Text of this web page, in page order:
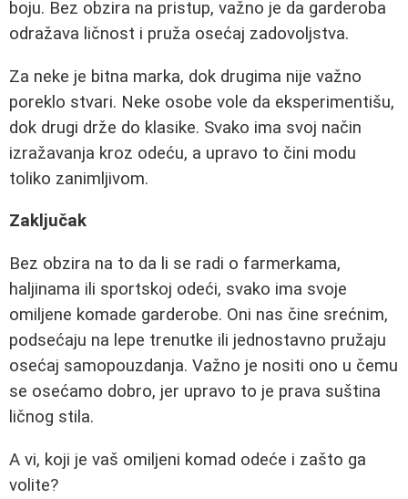
boju. Bez obzira na pristup, važno je da garderoba
odražava ličnost i pruža osećaj zadovoljstva.
Za neke je bitna marka, dok drugima nije važno
poreklo stvari. Neke osobe vole da eksperimentišu,
dok drugi drže do klasike. Svako ima svoj način
izražavanja kroz odeću, a upravo to čini modu
toliko zanimljivom.
Zaključak
Bez obzira na to da li se radi o farmerkama,
haljinama ili sportskoj odeći, svako ima svoje
omiljene komade garderobe. Oni nas čine srećnim,
podsećaju na lepe trenutke ili jednostavno pružaju
osećaj samopouzdanja. Važno je nositi ono u čemu
se osećamo dobro, jer upravo to je prava suština
ličnog stila.
A vi, koji je vaš omiljeni komad odeće i zašto ga
volite?